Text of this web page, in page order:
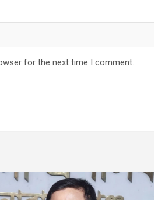
for the next time I comment.